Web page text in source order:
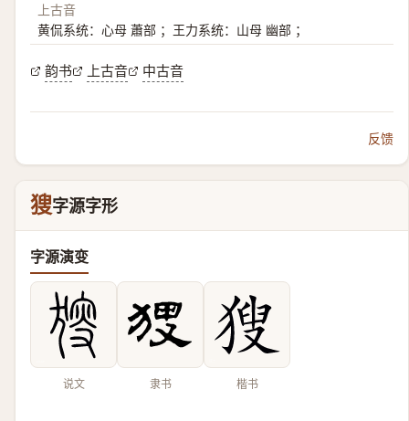
上古音
黄侃系统：心母 蕭部 ；王力系统：山母 幽部 ；
韵书 上古音 中古音
反馈
獀字源字形
字源演变
说文 隶书 楷书